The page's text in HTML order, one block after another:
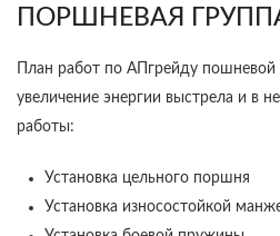
ПОРШНЕВАЯ
План работ по АПгрейду пошневой
увеличение энергии выстрела и в
работы:
Установка цельного поршня
Установка износостойкой